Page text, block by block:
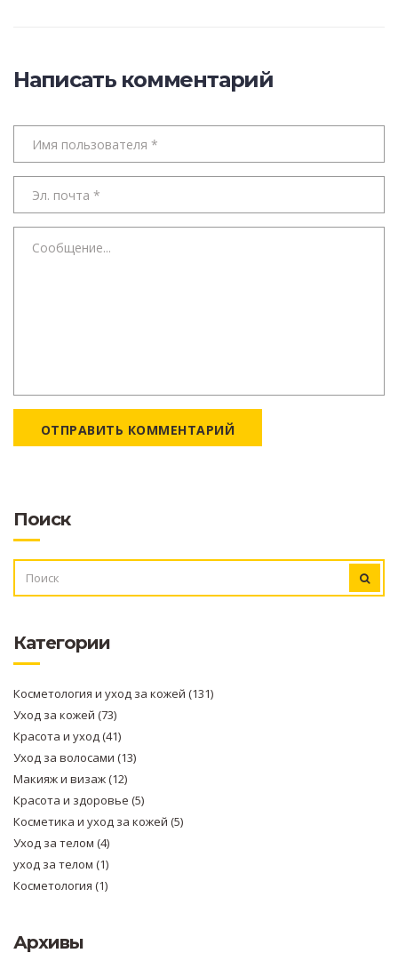
Написать комментарий
ОТПРАВИТЬ КОММЕНТАРИЙ
Поиск
Категории
Косметология и уход за кожей (131)
Уход за кожей (73)
Красота и уход(41)
Уход за волосами (13)
Макияж и визаж(12)
Красота и здоровье (5)
Косметика и уход за кожей (5)
Уход за телом (4)
уход за телом (1)
Косметология (1)
Архивы